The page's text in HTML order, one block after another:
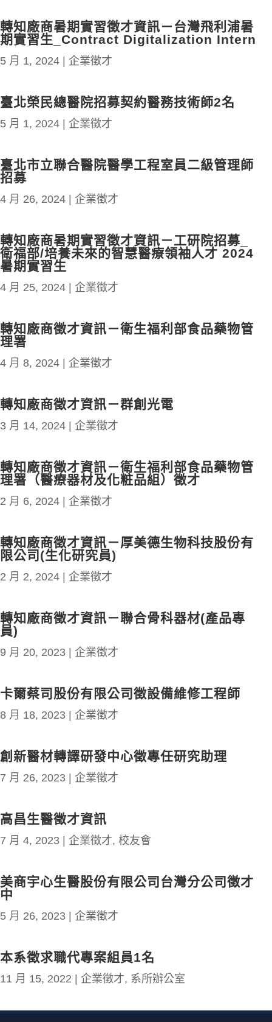
轉知廠商暑期實習徵才資訊－台灣飛利浦暑
期實習生_Contract Digitalization Intern
5 月 1, 2024 企業徵才
臺北榮民總醫院招募契約醫務技術師2名
5 月 1, 2024 企業徵才
臺北市立聯合醫院醫學工程室員二級管理師
招募
4 月 26, 2024 企業徵才
轉知廠商暑期實習徵才資訊－工研院招募_
衛福部/培養未來的智慧醫療領袖人才 2024
暑期實習生
4 月 25, 2024 企業徵才
轉知廠商徵才資訊－衛生福利部食品藥物管
理署
4 月 8, 2024 企業徵才
轉知廠商徵才資訊－群創光電
3 月 14, 2024 企業徵才
轉知廠商徵才資訊－衛生福利部食品藥物管
理署（醫療器材及化粧品組）徵才
2 月 6, 2024 企業徵才
轉知廠商徵才資訊－厚美德生物科技股份有
限公司(生化研究員)
2 月 2, 2024 企業徵才
轉知廠商徵才資訊－聯合骨科器材(產品專
員)
9 月 20, 2023 企業徵才
卡爾蔡司股份有限公司徵設備維修工程師
8 月 18, 2023 企業徵才
創新醫材轉譯研發中心徵專任研究助理
7 月 26, 2023 企業徵才
高昌生醫徵才資訊
7 月 4, 2023 企業徵才, 校友會
美商宇心生醫股份有限公司台灣分公司徵才
中
5 月 26, 2023 企業徵才
本系徵求職代專案組員1名
11 月 15, 2022 企業徵才, 系所辦公室